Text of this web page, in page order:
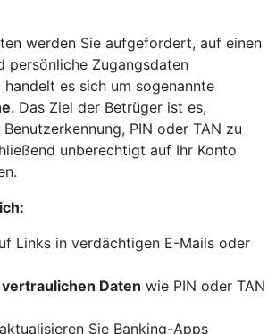
werden Sie aufgefordert, auf einen
persönliche Zugangsdaten
es sich um sogenannte
. Das Ziel der Betrüger ist es,
PIN oder TAN zu
unberechtigt auf Ihr Konto
Links in verdächtigen E-Mails oder
Daten wie PIN oder TAN
Sie Banking-Apps